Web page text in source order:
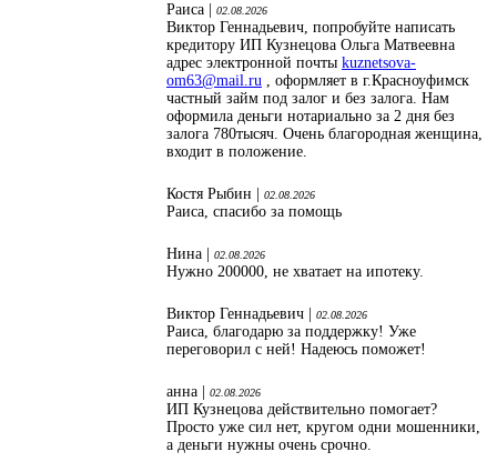
Раиса | 02.08.2026
Виктор Геннадьевич, попробуйте написать
кредитору ИП Кузнецова Ольга Матвеевна
адрес электронной почты kuznetsova-
om63@mail.ru , оформляет в г.Красноуфимск
частный займ под залог и без залога. Нам
оформила деньги нотариально за 2 дня без
залога 780тысяч. Очень благородная женщина,
входит в положение.
Костя Рыбин | 02.08.2026
Раиса, спасибо за помощь
Нина | 02.08.2026
Нужно 200000, не хватает на ипотеку.
Виктор Геннадьевич | 02.08.2026
Раиса, благодарю за поддержку! Уже
переговорил с ней! Надеюсь поможет!
анна | 02.08.2026
ИП Кузнецова действительно помогает?
Просто уже сил нет, кругом одни мошенники,
а деньги нужны очень срочно.